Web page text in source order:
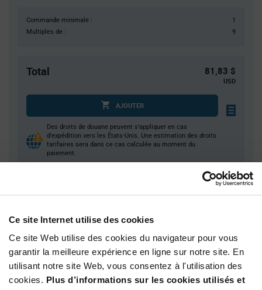
Ce site Internet utilise des cookies
Ce site Web utilise des cookies du navigateur pour vous
garantir la meilleure expérience en ligne sur notre site. En
utilisant notre site Web, vous consentez à l'utilisation des
cookies. Plus d’informations sur les cookies utilisés et
Commande minimale :
1
Multiples de :
9
Total 81,83 $
USD
AJOUTER
Des droits de douane peuvent s’appliquer en cas
d’expédition vers les États-Unis. Une estimation des droits
tarifaires sera dans ce cas calculée au moment du
paiement.
1
$81.83
$80.82
3
$80.23
5
$79.49
10+
$77.94